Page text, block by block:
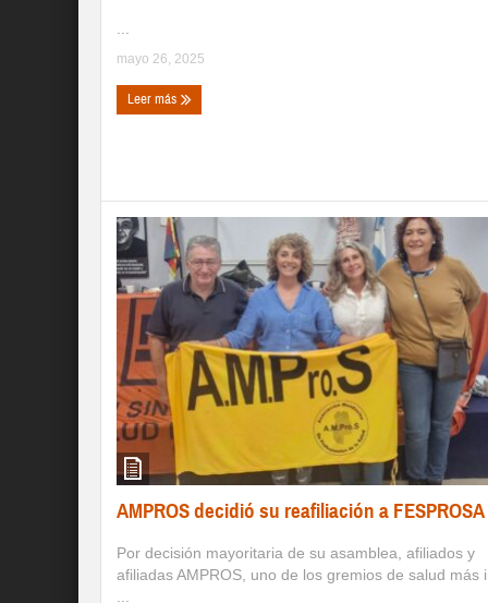
mayo 26, 2025
Leer más
AMPROS decidió su reafiliación a FESPROSA
Por decisión mayoritaria de su asamblea, afiliados y
afiliadas AMPROS, uno de los gremios de salud más